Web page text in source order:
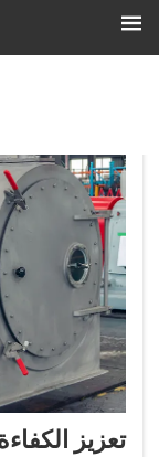
تعزيز